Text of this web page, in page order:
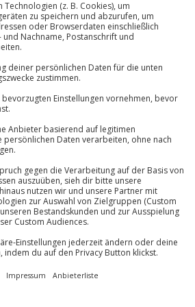
und 10 € Rabatt sichern
Abonnieren
widerrufen
Über uns
PAYBACK
und Lieferung